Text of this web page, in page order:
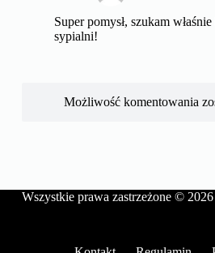
Super pomysł, szukam
sypialni!
Możliwość komentowania
Wszystkie prawa zastrzeżone © 2026